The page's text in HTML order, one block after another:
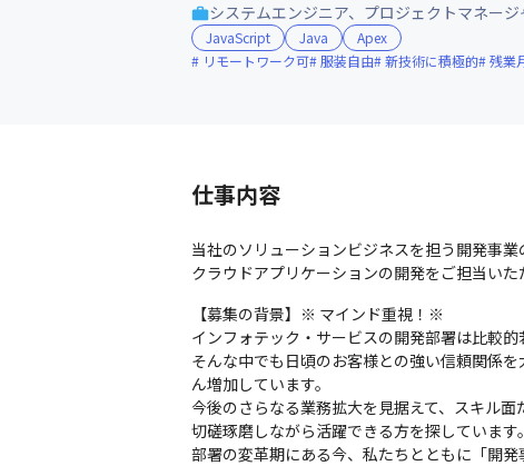
システムエンジニア、プロジェクトマネージ
JavaScript Java
Apex
リモートワーク可 服装自由 新技術に積極的 残業
仕事内容
当社のソリューションビジネスを担う開発事業
クラウドアプリケーションの開発をご担当いた
【募集の背景】※ マインド重視！※
インフォテック・サービスの開発部署は比較
そんな中でも日頃のお客様との強い信頼関係
ん増加しています。
今後のさらなる業務拡大を見据えて、スキル
切磋琢磨しながら活躍できる方を探しています。
部署の変革期にある今、私たちとともに「開